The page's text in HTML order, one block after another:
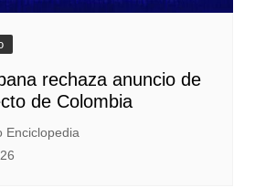
rechaza anuncio de
de Colombia
Enciclopedia